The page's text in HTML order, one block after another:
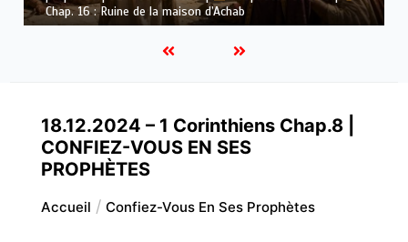
Dieu
18.12.2024 – 1 Corinthiens Chap.8 |
CONFIEZ-VOUS EN SES
PROPHÈTES
Accueil Confiez-Vous En Ses Prophètes